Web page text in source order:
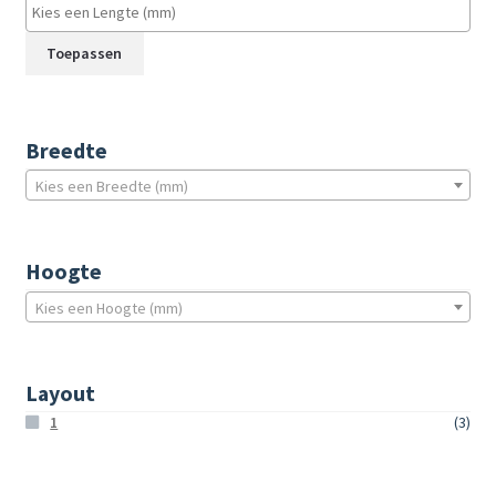
Toepassen
Breedte
Kies een Breedte (mm)
Hoogte
Kies een Hoogte (mm)
Layout
1 (3)